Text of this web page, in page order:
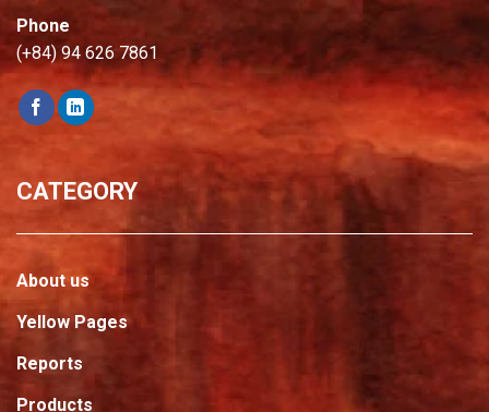
Phone
(+84) 94 626 7861
CATEGORY
About us
Yellow Pages
Reports
Products